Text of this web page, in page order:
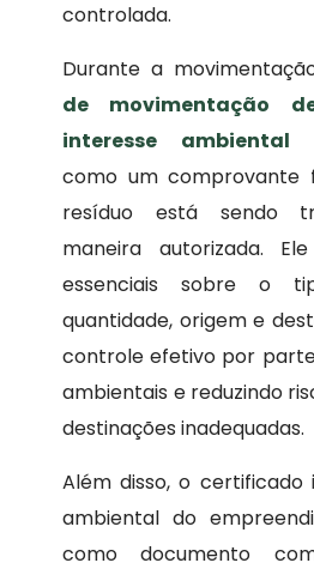
controlada.
Durante a
de movimentação
interesse ambiental
como um comprovante
resíduo está sendo
maneira autorizada.
essenciais sobre o
quantidade, origem e
controle efetivo por
ambientais e reduzindo
destinações inadequadas.
Além disso, o
ambiental do
como documento